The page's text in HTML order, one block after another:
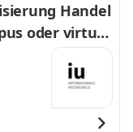
Handel
oder virtuel